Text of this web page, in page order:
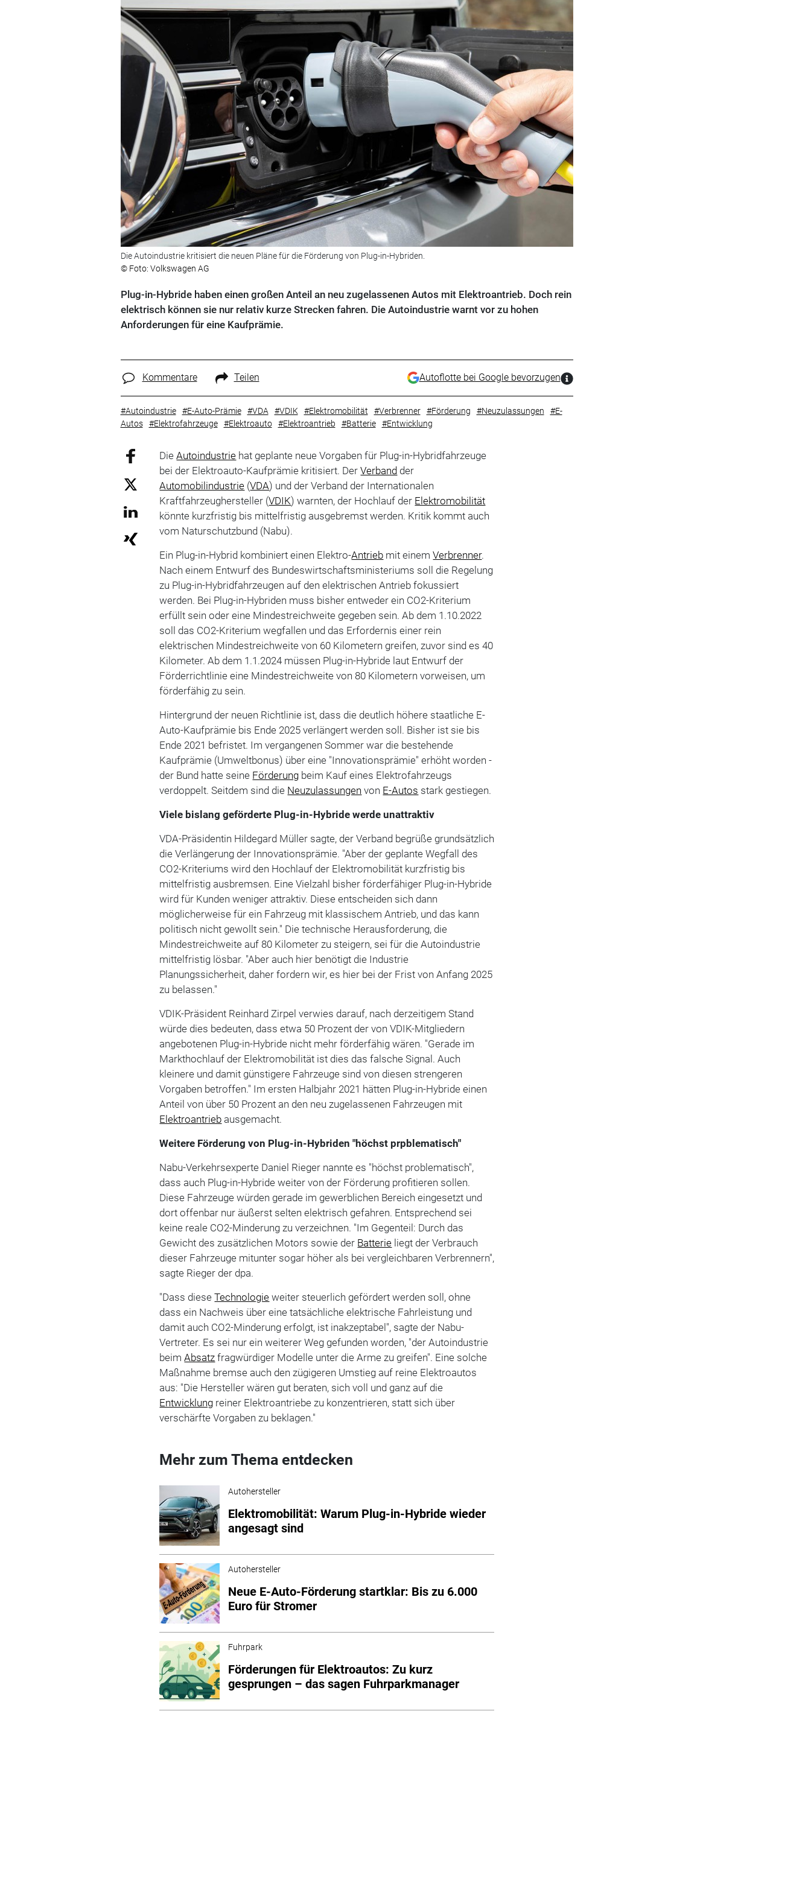
Die Autoindustrie kritisiert die neuen Pläne für die Förderung von Plug-in-Hybriden.
© Foto: Volkswagen AG
Plug-in-Hybride haben einen großen Anteil an neu zugelassenen Autos mit Elektroantrieb. Doch rein
elektrisch können sie nur relativ kurze Strecken fahren. Die Autoindustrie warnt vor zu hohen
Anforderungen für eine Kaufprämie.
Kommentare Teilen Autoflotte bei Google bevorzugen
#Autoindustrie #E-Auto-Prämie #VDA #VDIK #Elektromobilität #Verbrenner #Förderung #Neuzulassungen
#E-
Autos
#Elektrofahrzeuge #Elektroauto #Elektroantrieb #Batterie #Entwicklung
DieAutoindustrie hat geplante neue Vorgaben für Plug-in-Hybridfahrzeuge
bei der Elektroauto-Kaufprämie kritisiert. DerVerband der
Automobilindustrie (VDA) und der Verband der Internationalen
Kraftfahrzeughersteller (VDIK) warnten, der Hochlauf der Elektromobilität
könnte kurzfristig bis mittelfristig ausgebremst werden. Kritik kommt auch
vom Naturschutzbund (Nabu).
Ein Plug-in-Hybrid kombiniert einen Elektro-Antrieb mit einemVerbrenner.
Nach einem Entwurf des Bundeswirtschaftsministeriums soll die Regelung
zu Plug-in-Hybridfahrzeugen auf den elektrischen Antrieb fokussiert
werden. Bei Plug-in-Hybriden muss bisher entweder ein CO2-Kriterium
erfüllt sein oder eine Mindestreichweite gegeben sein. Ab dem 1.10.2022
soll das CO2-Kriterium wegfallen und das Erfordernis einer rein
elektrischen Mindestreichweite von 60 Kilometern greifen, zuvor sind es 40
Kilometer. Ab dem 1.1.2024 müssen Plug-in-Hybride laut Entwurf der
Förderrichtlinie eine Mindestreichweite von 80 Kilometern vorweisen, um
förderfähig zu sein.
Hintergrund der neuen Richtlinie ist, dass die deutlich höhere staatliche E-
Auto-Kaufprämie bis Ende 2025 verlängert werden soll. Bisher ist sie bis
Ende 2021 befristet. Im vergangenen Sommer war die bestehende
Kaufprämie (Umweltbonus) über eine "Innovationsprämie" erhöht worden -
der Bund hatte seine Förderung beim Kauf eines Elektrofahrzeugs
verdoppelt. Seitdem sind die Neuzulassungen von E-Autos stark gestiegen.
Viele bislang geförderte Plug-in-Hybride werde unattraktiv
VDA-Präsidentin Hildegard Müller sagte, der Verband begrüße grundsätzlich
die Verlängerung der Innovationsprämie. "Aber der geplante Wegfall des
CO2-Kriteriums wird den Hochlauf der Elektromobilität kurzfristig bis
mittelfristig ausbremsen. Eine Vielzahl bisher förderfähiger Plug-in-Hybride
wird für Kunden weniger attraktiv. Diese entscheiden sich dann
möglicherweise für ein Fahrzeug mit klassischem Antrieb, und das kann
politisch nicht gewollt sein." Die technische Herausforderung, die
Mindestreichweite auf 80 Kilometer zu steigern, sei für die Autoindustrie
mittelfristig lösbar. "Aber auch hier benötigt die Industrie
Planungssicherheit, daher fordern wir, es hier bei der Frist von Anfang 2025
zu belassen."
VDIK-Präsident Reinhard Zirpel verwies darauf, nach derzeitigem Stand
würde dies bedeuten, dass etwa 50 Prozent der von VDIK-Mitgliedern
angebotenen Plug-in-Hybride nicht mehr förderfähig wären. "Gerade im
Markthochlauf der Elektromobilität ist dies das falsche Signal. Auch
kleinere und damit günstigere Fahrzeuge sind von diesen strengeren
Vorgaben betroffen." Im ersten Halbjahr 2021 hätten Plug-in-Hybride einen
Anteil von über 50 Prozent an den neu zugelassenen Fahrzeugen mit
Elektroantrieb ausgemacht.
Weitere Förderung von Plug-in-Hybriden "höchst prpblematisch"
Nabu-Verkehrsexperte Daniel Rieger nannte es "höchst problematisch",
dass auch Plug-in-Hybride weiter von der Förderung profitieren sollen.
Diese Fahrzeuge würden gerade im gewerblichen Bereich eingesetzt und
dort offenbar nur äußerst selten elektrisch gefahren. Entsprechend sei
keine reale CO2-Minderung zu verzeichnen. "Im Gegenteil: Durch das
Gewicht des zusätzlichen Motors sowie der Batterie liegt der Verbrauch
dieser Fahrzeuge mitunter sogar höher als bei vergleichbaren Verbrennern",
sagte Rieger der dpa.
"Dass dieseTechnologie weiter steuerlich gefördert werden soll, ohne
dass ein Nachweis über eine tatsächliche elektrische Fahrleistung und
damit auch CO2-Minderung erfolgt, ist inakzeptabel", sagte der Nabu-
Vertreter. Es sei nur ein weiterer Weg gefunden worden, "der Autoindustrie
beimAbsatz fragwürdiger Modelle unter die Arme zu greifen". Eine solche
Maßnahme bremse auch den zügigeren Umstieg auf reine Elektroautos
aus: "Die Hersteller wären gut beraten, sich voll und ganz auf die
Entwicklung reiner Elektroantriebe zu konzentrieren, statt sich über
verschärfte Vorgaben zu beklagen."
Mehr zum Thema entdecken
Autohersteller
Elektromobilität: Warum Plug-in-Hybride wieder
angesagt sind
Autohersteller
Neue E-Auto-Förderung startklar: Bis zu 6.000
Euro für Stromer
Fuhrpark
Förderungen für Elektroautos: Zu kurz
gesprungen – das sagen Fuhrparkmanager